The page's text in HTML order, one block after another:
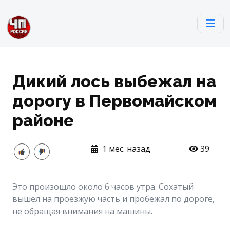
Дикий лось выбежал на
дорогу в Первомайском
районе
1 мес. назад 39
Это произошло около 6 часов утра. Сохатый
вышел на проезжую часть и пробежал по дороге,
не обращая внимания на машины.